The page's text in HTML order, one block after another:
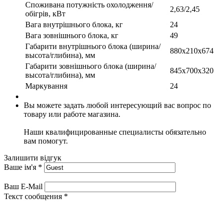
Споживана потужність охолодження/
обігрів, кВт
2,63/2,45
Вага внутрішнього блока, кг
24
Вага зовнішнього блока, кг
49
Габарити внутрішнього блока (ширина/
высота/глибина), мм
880x210x674
Габарити зовнішнього блока (ширина/
высота/глибина), мм
845x700x320
Маркування
24
Вы можете задать любой интересующий вас вопрос по
товару или работе магазина.
Наши квалифицированные специалисты обязательно
вам помогут.
Залишити відгук
Ваше ім'я *
Ваш E-Mail
Текст сообщения *